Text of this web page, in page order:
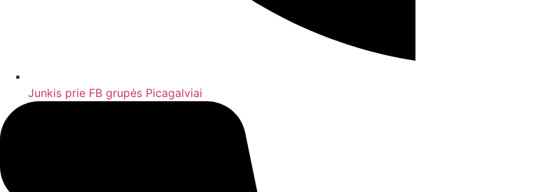
Junkis prie FB grupės Picagalviai